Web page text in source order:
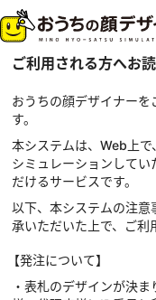
ご利用される方へお
おうちの顔デザイナーを
す。
本システムは、Web上
シミュレーションして
だけるサービスです。
以下、本システムの注意
承いただいた上で、ご利
【発注について】
・表札のデザインが決